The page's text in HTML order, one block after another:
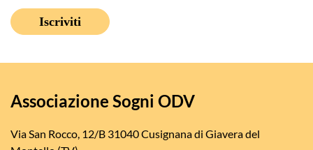
Associazione Sogni ODV
Via San Rocco, 12/B 31040 Cusignana di Giavera del